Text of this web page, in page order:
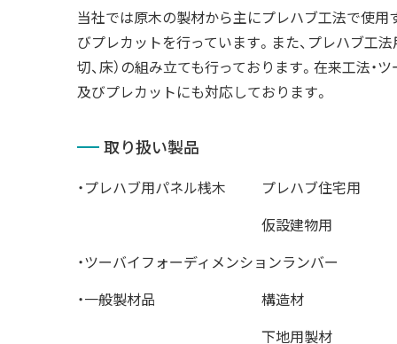
当社では原木の製材から主にプレハブ工法で使用
びプレカットを行っています。また、プレハブ工法
切、床）の組み立ても行っております。在来工法・
及びプレカットにも対応しております。
取り扱い製品
・プレハブ用パネル桟木
プレハブ住宅用
仮設建物用
・ツーバイフォーディメンションランバー
・一般製材品
構造材
下地用製材